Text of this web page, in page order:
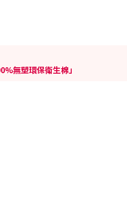
無塑環保衛生棉」